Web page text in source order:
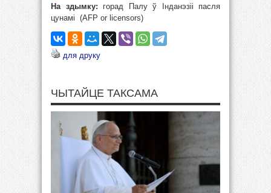
На здымку: горад Палу ў Інданэзіі пасля
цунамі (AFP or licensors)
для друку
ЧЫТАЙЦЕ ТАКСАМА